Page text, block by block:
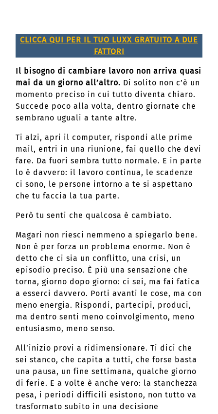
CLICCA QUI PER IL TUO LUXX GRATUITO A DUE
FATTORI
Il bisogno di cambiare lavoro non arriva quasi
mai da un giorno all’altro. Di solito non c’è un
momento preciso in cui tutto diventa chiaro.
Succede poco alla volta, dentro giornate che
sembrano uguali a tante altre.
Ti alzi, apri il computer, rispondi alle prime
mail, entri in una riunione, fai quello che devi
fare. Da fuori sembra tutto normale. E in parte
lo è davvero: il lavoro continua, le scadenze
ci sono, le persone intorno a te si aspettano
che tu faccia la tua parte.
Però tu senti che qualcosa è cambiato.
Magari non riesci nemmeno a spiegarlo bene.
Non è per forza un problema enorme. Non è
detto che ci sia un conflitto, una crisi, un
episodio preciso. È più una sensazione che
torna, giorno dopo giorno: ci sei, ma fai fatica
a esserci davvero. Porti avanti le cose, ma con
meno energia. Rispondi, partecipi, produci,
ma dentro senti meno coinvolgimento, meno
entusiasmo, meno senso.
All’inizio provi a ridimensionare. Ti dici che
sei stanco, che capita a tutti, che forse basta
una pausa, un fine settimana, qualche giorno
di ferie. E a volte è anche vero: la stanchezza
pesa, i periodi difficili esistono, non tutto va
trasformato subito in una decisione